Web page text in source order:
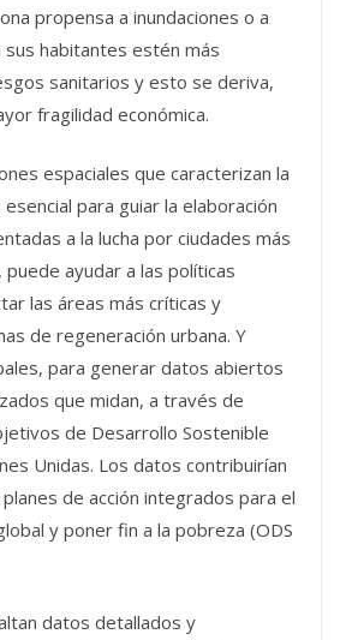
propensa a inundaciones o a
sus habitantes estén más
sanitarios y esto se deriva,
fragilidad económica.
espaciales que caracterizan la
para guiar la elaboración
a la lucha por ciudades más
puede ayudar a las políticas
las áreas más críticas y
de regeneración urbana. Y
para generar datos abiertos
que midan, a través de
de Desarrollo Sostenible
Unidas. Los datos contribuirían
de acción integrados para el
y poner fin a la pobreza (ODS
datos detallados y